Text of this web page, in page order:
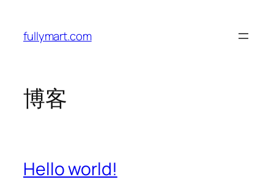
fullymart.com
博客
Hello world!